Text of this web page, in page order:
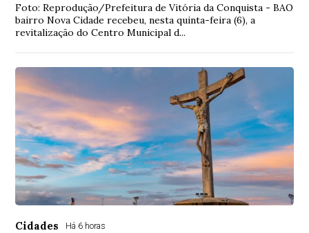
Foto: Reprodução/Prefeitura de Vitória da Conquista - BAO
bairro Nova Cidade recebeu, nesta quinta-feira (6), a
revitalização do Centro Municipal d...
Cidades Há 6 horas